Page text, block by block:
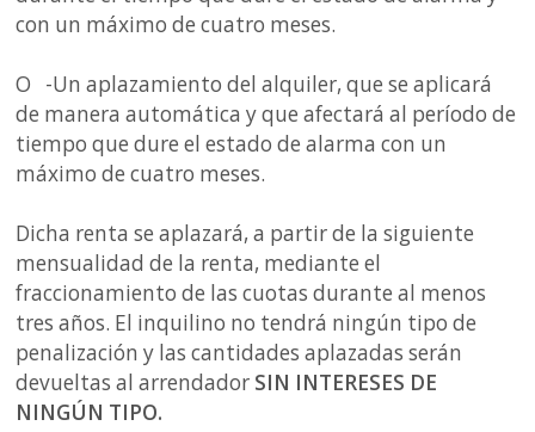
con un máximo de cuatro meses.
O -Un aplazamiento del alquiler, que se aplicará
de manera automática y que afectará al período de
tiempo que dure el estado de alarma con un
máximo de cuatro meses.
Dicha renta se aplazará, a partir de la siguiente
mensualidad de la renta, mediante el
fraccionamiento de las cuotas durante al menos
tres años. El inquilino no tendrá ningún tipo de
penalización y las cantidades aplazadas serán
devueltas al arrendador SIN INTERESES DE
NINGÚN TIPO.